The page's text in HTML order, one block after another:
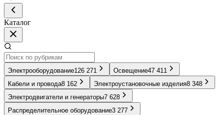
Каталог
Электрооборудование126 271 Освещение47 411
Кабели и провода8 162 Электроустановочные изделия8 348
Электродвигатели и генераторы7 628
Распределительное оборудование3 277